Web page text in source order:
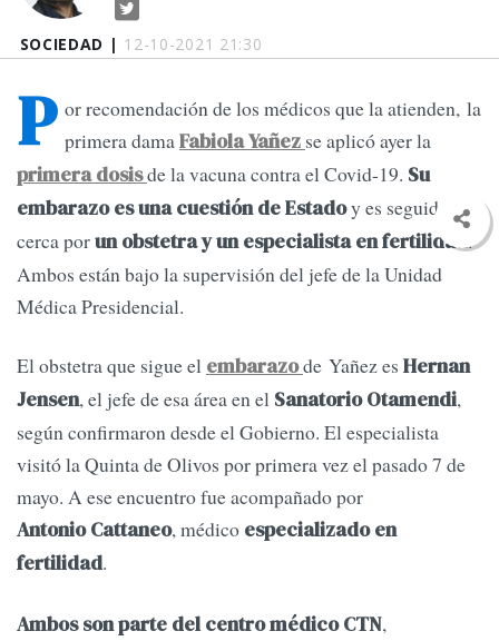
SOCIEDAD | 12-10-2021 21:30
P or recomendación de los médicos que la atienden, la
primera damaFabiola Yañez se aplicó ayer la
primera dosisde la vacuna contra el Covid-19. Su
embarazo es una cuestión de Estadoy es seguido de
cerca porun obstetra y un especialista en fertilidad.
Ambos están bajo la supervisión del jefe de la Unidad
Médica Presidencial.
El obstetra que sigue el embarazode Yañez es Hernan
Jensen, el jefe de esa área en el Sanatorio Otamendi,
según confirmaron desde el Gobierno. El especialista
visitó la Quinta de Olivos por primera vez el pasado 7 de
mayo. A ese encuentro fue acompañado por
Antonio Cattaneo, médico especializado en
fertilidad.
Ambos son parte del centro médico CTN,